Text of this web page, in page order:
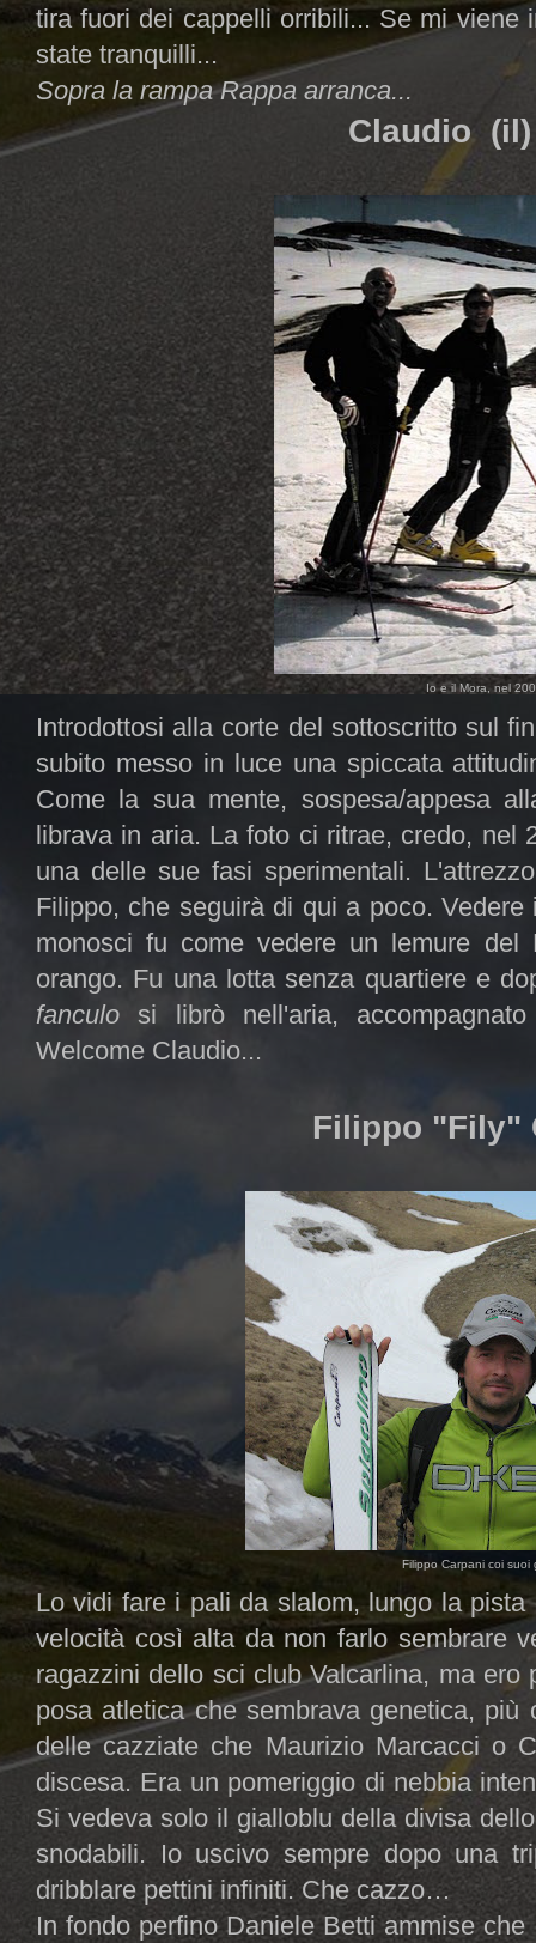
tira fuori dei cappelli orribili... Se mi viene
state tranquilli...
Sopra la rampa Rappa arranca...
Claudio (il)
Io e il Mora, nel
Introdottosi alla corte del sottoscritto sul
subito messo in luce una spiccata
Come la sua mente, sospesa/appesa
librava in aria. La foto ci ritrae, credo, nel
una delle sue fasi sperimentali.
Filippo, che seguirà di qui a poco.
monosci fu come vedere un lemure
orango. Fu una lotta senza quartiere e
fanculo si librò nell'aria,
Welcome Claudio...
Filippo "Fily"
Filippo Carpani coi suoi
Lo vidi fare i pali da slalom, lungo la
velocità così alta da non farlo sembrare
ragazzini dello sci club Valcarlina, ma
posa atletica che sembrava genetica,
delle cazziate che Maurizio Marcacci o
discesa. Era un pomeriggio di nebbia
Si vedeva solo il gialloblu della divisa
snodabili. Io uscivo sempre dopo una
dribblare pettini infiniti. Che cazzo…
In fondo perfino Daniele Betti ammise